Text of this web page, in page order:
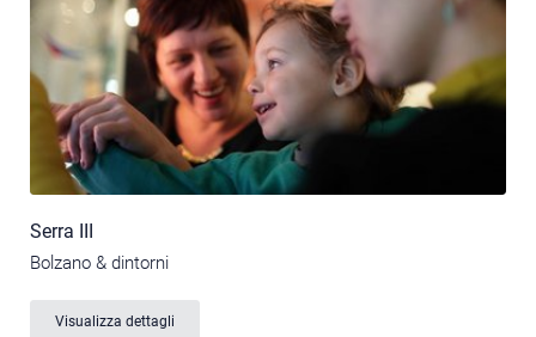
Serra III
Bolzano & dintorni
Visualizza dettagli